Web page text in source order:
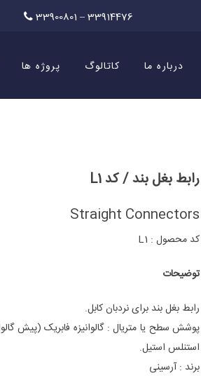
33900801 – 33914476
درباره ما کاتالوگ پروژه ها
رابط بغل بند / کد L1
Straight Connectors
کد محصول : L1
توضیحات
رابط بغل بند برای نردبان کابل.
پوشش سطح یا متریال : گالوانیزه فابریک (پیش
استنلس استیل.
برند : آرسینی